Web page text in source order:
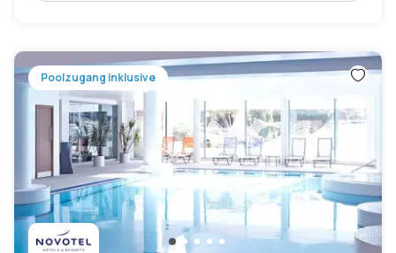
Poolzugang inklusive